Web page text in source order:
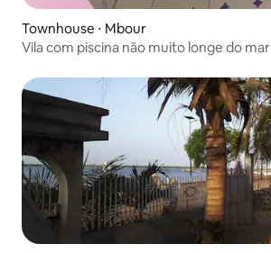
Townhouse ⋅ Mbour
Vila com piscina não muito longe do mar